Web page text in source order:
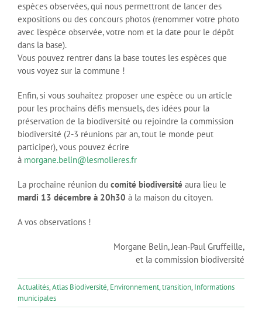
espèces observées, qui nous permettront de lancer des
expositions ou des concours photos (renommer votre photo
avec l’espèce observée, votre nom et la date pour le dépôt
dans la base).
Vous pouvez rentrer dans la base toutes les espèces que
vous voyez sur la commune !
Enfin, si vous souhaitez proposer une espèce ou un article
pour les prochains défis mensuels, des idées pour la
préservation de la biodiversité ou rejoindre la commission
biodiversité (2-3 réunions par an, tout le monde peut
participer), vous pouvez écrire
à morgane.belin@lesmolieres.fr
La prochaine réunion du comité biodiversité aura lieu le
mardi 13 décembre à 20h30 à la maison du citoyen.
A vos observations !
Morgane Belin, Jean-Paul Gruffeille,
et la commission biodiversité
Actualités,Atlas Biodiversité, Environnement, transition, Informations
municipales